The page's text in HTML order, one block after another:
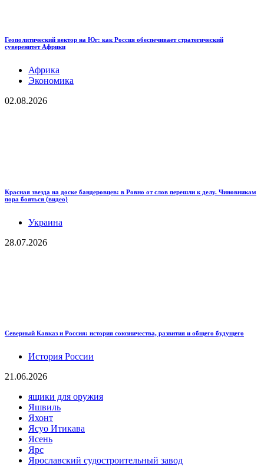
Геополитический вектор на Юг: как Россия обеспечивает стратегический
суверенитет Африки
Африка
Экономика
02.08.2026
Красная звезда на доске бандеровцев: в Ровно от слов перешли к делу. Чиновникам
пора бояться (видео)
Украина
28.07.2026
Северный Кавказ и Россия: история союзничества, развития и общего будущего
История России
21.06.2026
ящики для оружия
Яшвиль
Яхонт
Ясуо Итикава
Ясень
Ярс
Ярославский судостроительный завод